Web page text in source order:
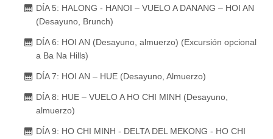
DÍA 5: HALONG - HANOI – VUELO A DANANG – HOI AN
(Desayuno, Brunch)
DÍA 6: HOI AN (Desayuno, almuerzo) (Excursión opcional
a Ba Na Hills)
DÍA 7: HOI AN – HUE (Desayuno, Almuerzo)
DÍA 8: HUE – VUELO A HO CHI MINH (Desayuno,
almuerzo)
DÍA 9: HO CHI MINH - DELTA DEL MEKONG - HO CHI